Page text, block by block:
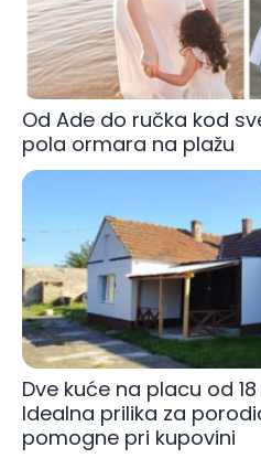
Od Ade do ručka kod
pola ormara na plažu
Dve kuće na placu od
Idealna prilika za
pomogne pri kupovini